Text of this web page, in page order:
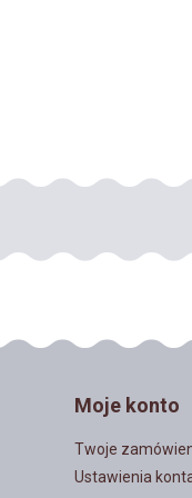
Moje konto
Twoje
Ustawienia